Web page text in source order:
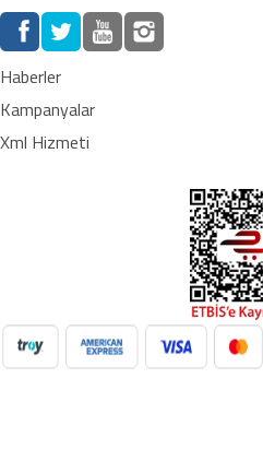
Haberler
Kampanyalar
Xml Hizmeti